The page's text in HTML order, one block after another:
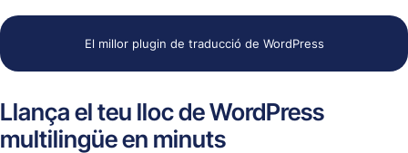
El millor plugin de traducció de WordPress
Llança el teu lloc de WordPress
multilingüe en minuts